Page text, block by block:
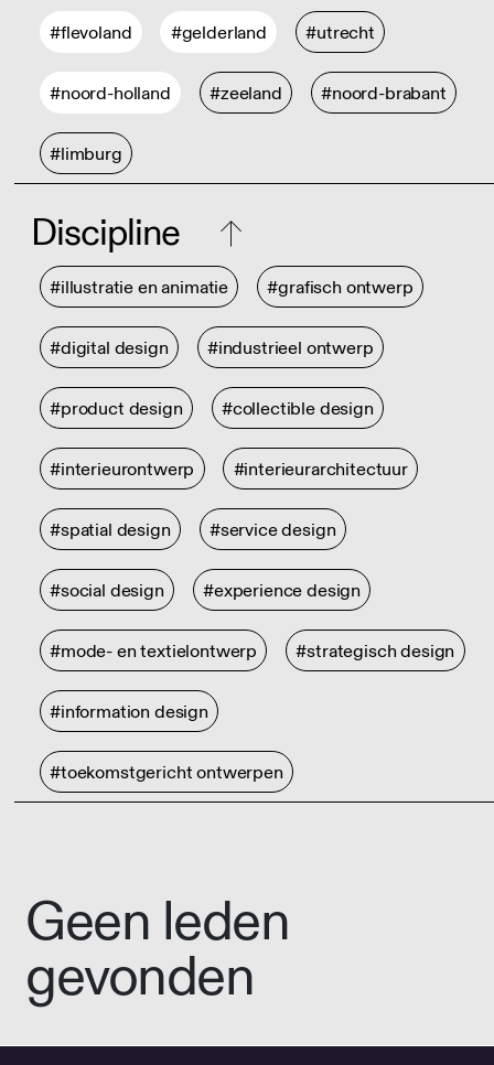
#flevoland #gelderland #utrecht
#noord-holland #zeeland #noord-brabant
#limburg
Discipline
#illustratie en animatie #grafisch ontwerp
#digital design #industrieel ontwerp
#product design #collectible design
#interieurontwerp #interieurarchitectuur
#spatial design #service design
#social design #experience design
#mode- en textielontwerp #strategisch design
#information design
#toekomstgericht ontwerpen
Geen leden
gevonden